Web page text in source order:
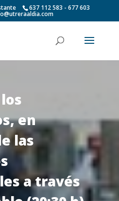
637 112 583 - 677 603
en
las
a través